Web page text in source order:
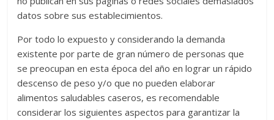
datos sobre sus establecimientos.
Por todo lo expuesto y considerando la demanda
existente por parte de gran número de personas que
se preocupan en esta época del año en lograr un rápido
descenso de peso y/o que no pueden elaborar
alimentos saludables caseros, es recomendable
considerar los siguientes aspectos para garantizar la